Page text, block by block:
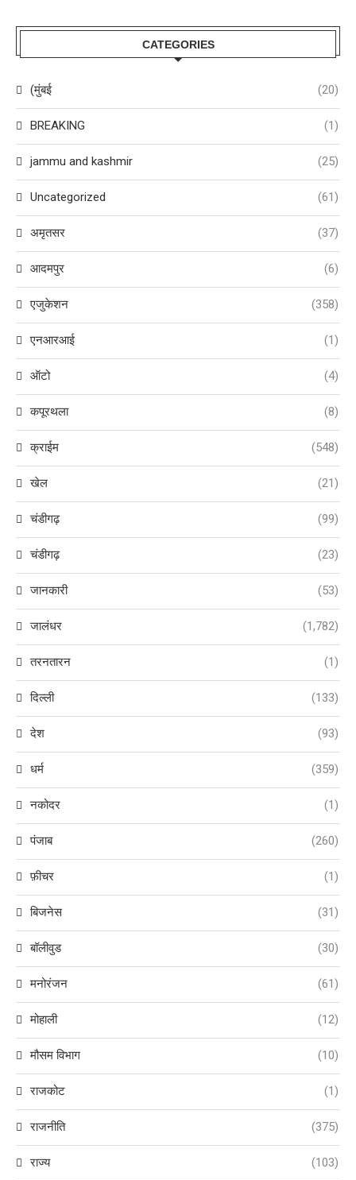
CATEGORIES
(मुंबई (20)
BREAKING (1)
jammu and kashmir (25)
Uncategorized (61)
अमृतसर (37)
आदमपुर (6)
एजुकेशन (358)
एनआरआई (1)
ऑटो (4)
कपूरथला (8)
क्राईम (548)
खेल (21)
चंडीगढ़ (99)
चंडीगढ़ (23)
जानकारी (53)
जालंधर (1,782)
तरनतारन (1)
दिल्ली (133)
देश (93)
धर्म (359)
नकोदर (1)
पंजाब (260)
फ़ीचर (1)
बिजनेस (31)
बॉलीवुड (30)
मनोरंजन (61)
मोहाली (12)
मौसम विभाग (10)
राजकोट (1)
राजनीति (375)
राज्य (103)